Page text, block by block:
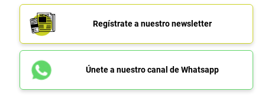
Regístrate a nuestro newsletter
Únete a nuestro canal de Whatsapp